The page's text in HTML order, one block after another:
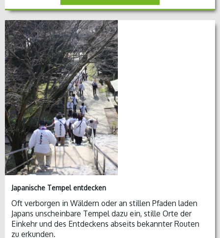
Japanische Tempel entdecken
Oft verborgen in Wäldern oder an stillen Pfaden laden
Japans unscheinbare Tempel dazu ein, stille Orte der
Einkehr und des Entdeckens abseits bekannter Routen
zu erkunden.